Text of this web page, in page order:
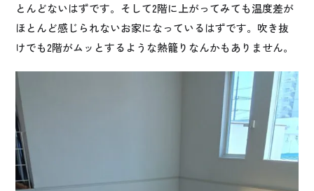
とんどないはずです。そして2階に上がってみても温度差が
ほとんど感じられないお家になっているはずです。吹き抜
けでも2階がムッとするような熱籠りなんかもありません。